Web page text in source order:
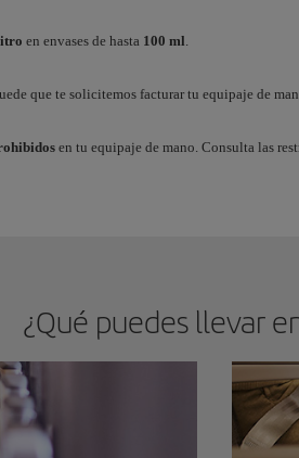
en envases de hasta 100 ml
que te solicitemos facturar tu equipaje de
en tu equipaje de mano. Consulta las
¿Qué puedes llevar